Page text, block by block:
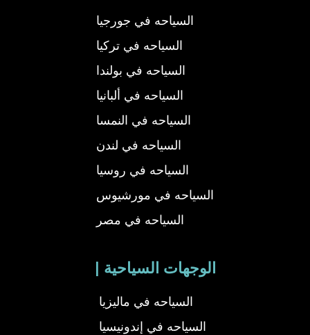
السياحه في جورجيا
السياحه في تركيا
السياحه في بولندا
السياحه في ألبانيا
السياحه في النمسا
السياحه في لندن
السياحه في روسيا
السياحه في مورشيوس
السياحه في مصر
| الوجهات السياحية
السياحه في ماليزيا
السياحه في إندونيسيا